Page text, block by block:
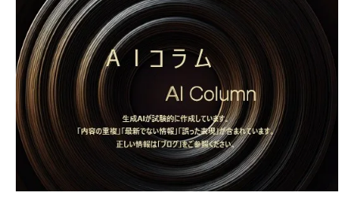
商標登録のプロセスと重要性
ブランド価値向上に寄与する商標の活用法
商標制度がブランド戦略に与える影響
ブランド構築における商標の法的側面
商標制度を通じたブランドの持続的成長
商標が消費者からの信頼を得るプロセス
商標が消費者認知に与える影響